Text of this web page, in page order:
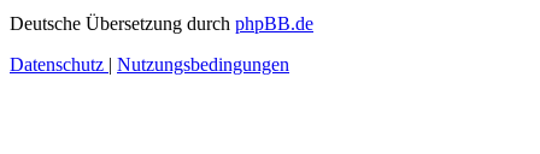
Deutsche Übersetzung durch phpBB.de
Datenschutz
Nutzungsbedingungen